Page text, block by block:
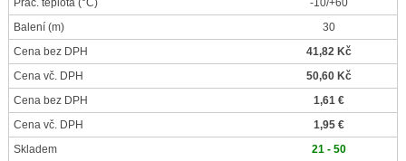
Prac. teplota (°C)
-10/+60
Balení (m)
30
Cena bez DPH
41,82 Kč
Cena vč. DPH
50,60 Kč
Cena bez DPH
1,61 €
Cena vč. DPH
1,95 €
Skladem
21 - 50